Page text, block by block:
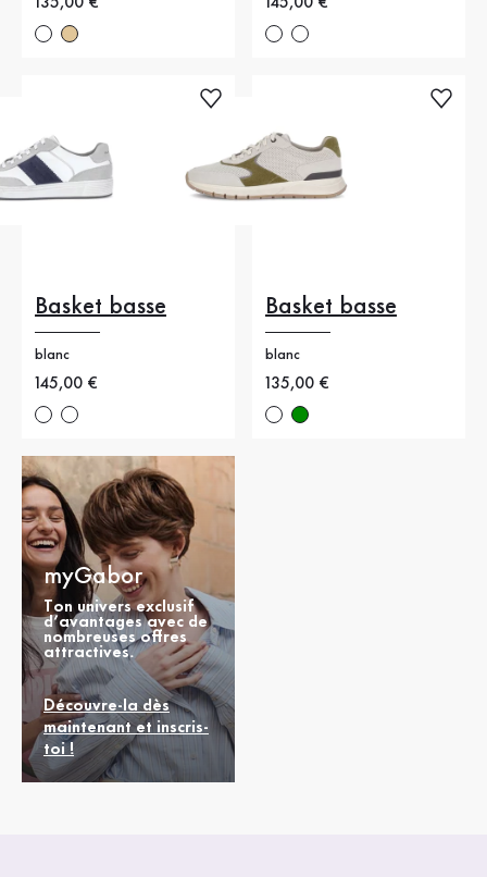
Basket basse
blanc
Nouveau prix
145,00 €
Basket basse
blanc
Nouveau prix
135,00 €
myGabor
Ton univers exclusif
d’avantages avec de
nombreuses offres
attractives.
Découvre-la dès
maintenant et inscris-
toi !